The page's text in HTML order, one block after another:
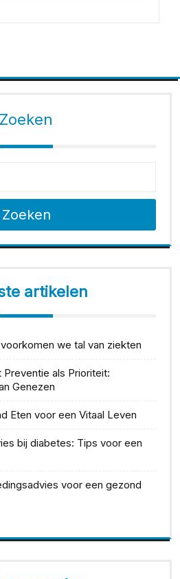
Zoeken
Zoeken
artikelen
we tal van ziekten
als Prioriteit:
Genezen
Eten voor een Vitaal Leven
bij diabetes: Tips voor een
voor een gezond